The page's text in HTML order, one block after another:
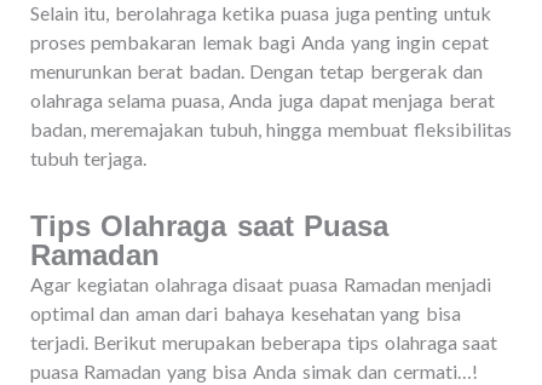
Selain itu, berolahraga ketika puasa juga penting untuk
proses pembakaran lemak bagi Anda yang ingin cepat
menurunkan berat badan. Dengan tetap bergerak dan
olahraga selama puasa, Anda juga dapat menjaga berat
badan, meremajakan tubuh, hingga membuat fleksibilitas
tubuh terjaga.
Tips Olahraga saat Puasa
Ramadan
Agar kegiatan olahraga disaat puasa Ramadan menjadi
optimal dan aman dari bahaya kesehatan yang bisa
terjadi. Berikut merupakan beberapa tips olahraga saat
puasa Ramadan yang bisa Anda simak dan cermati…!